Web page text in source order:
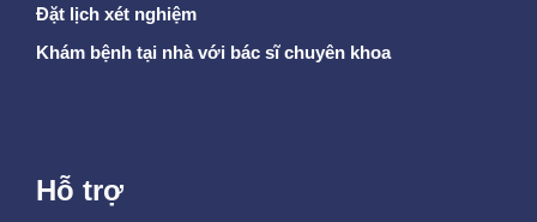
Đặt lịch xét nghiệm
Khám bệnh tại nhà với bác sĩ chuyên khoa
Hỗ trợ